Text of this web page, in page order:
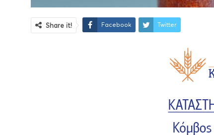
Share it! Facebook Twitter